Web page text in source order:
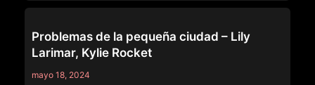
Problemas de la pequeña ciudad – Lily
Larimar, Kylie Rocket
mayo 18, 2024